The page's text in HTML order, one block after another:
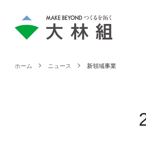
ホーム ニュース 新領域事業